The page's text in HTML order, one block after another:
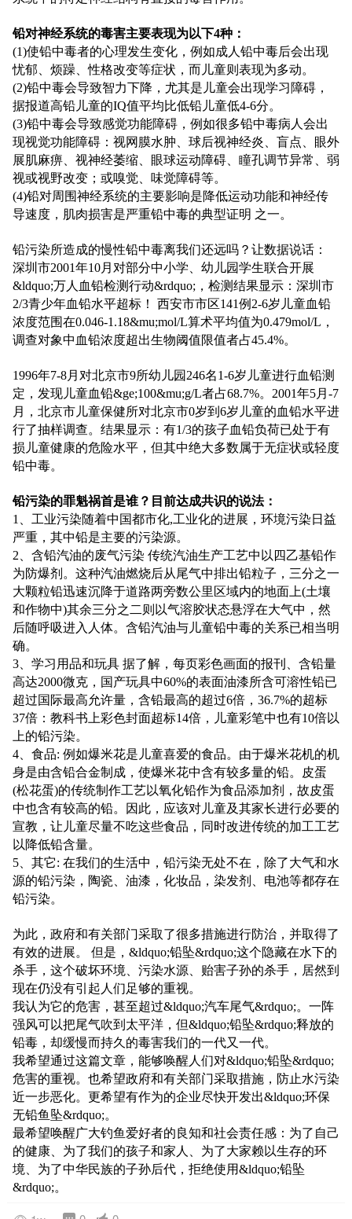
铅对神经系统的毒害主要表现为以下4种：
(1)使铅中毒者的心理发生变化，例如成人铅中毒后会出现
忧郁、烦躁、性格改变等症状，而儿童则表现为多动。
(2)铅中毒会导致智力下降，尤其是儿童会出现学习障碍，
据报道高铅儿童的IQ值平均比低铅儿童低4-6分。
(3)铅中毒会导致感觉功能障碍，例如很多铅中毒病人会出
现视觉功能障碍：视网膜水肿、球后视神经炎、盲点、眼外
展肌麻痹、视神经萎缩、眼球运动障碍、瞳孔调节异常、弱
视或视野改变；或嗅觉、味觉障碍等。
(4)铅对周围神经系统的主要影响是降低运动功能和神经传
导速度，肌肉损害是严重铅中毒的典型证明 之一。
铅污染所造成的慢性铅中毒离我们还远吗？让数据说话：
深圳市2001年10月对部分中小学、幼儿园学生联合开展
&ldquo;万人血铅检测行动&rdquo;，检测结果显示：深圳市
2/3青少年血铅水平超标！ 西安市市区141例2-6岁儿童血铅
浓度范围在0.046-1.18&mu;mol/L算术平均值为0.479mol/L，
调查对象中血铅浓度超出生物阈值限值者占45.4%。
1996年7-8月对北京市9所幼儿园246名1-6岁儿童进行血铅测
定，发现儿童血铅&ge;100&mu;g/L者占68.7%。2001年5月-7
月，北京市儿童保健所对北京市0岁到6岁儿童的血铅水平进
行了抽样调查。结果显示：有1/3的孩子血铅负荷已处于有
损儿童健康的危险水平，但其中绝大多数属于无症状或轻度
铅中毒。
铅污染的罪魁祸首是谁？目前达成共识的说法：
1、工业污染随着中国都市化,工业化的进展，环境污染日益
严重，其中铅是主要的污染源。
2、含铅汽油的废气污染 传统汽油生产工艺中以四乙基铅作
为防爆剂。这种汽油燃烧后从尾气中排出铅粒子，三分之一
大颗粒铅迅速沉降于道路两旁数公里区域内的地面上(土壤
和作物中)其余三分之二则以气溶胶状态悬浮在大气中，然
后随呼吸进入人体。含铅汽油与儿童铅中毒的关系已相当明
确。
3、学习用品和玩具 据了解，每页彩色画面的报刊、含铅量
高达2000微克，国产玩具中60%的表面油漆所含可溶性铅已
超过国际最高允许量，含铅最高的超过6倍，36.7%的超标
37倍：教科书上彩色封面超标14倍，儿童彩笔中也有10倍以
上的铅污染。
4、食品: 例如爆米花是儿童喜爱的食品。由于爆米花机的机
身是由含铅合金制成，使爆米花中含有较多量的铅。皮蛋
(松花蛋)的传统制作工艺以氧化铅作为食品添加剂，故皮蛋
中也含有较高的铅。因此，应该对儿童及其家长进行必要的
宣教，让儿童尽量不吃这些食品，同时改进传统的加工工艺
以降低铅含量。
5、其它: 在我们的生活中，铅污染无处不在，除了大气和水
源的铅污染，陶瓷、油漆，化妆品，染发剂、电池等都存在
铅污染。
为此，政府和有关部门采取了很多措施进行防治，并取得了
有效的进展。 但是，&ldquo;铅坠&rdquo;这个隐藏在水下的
杀手，这个破坏环境、污染水源、贻害子孙的杀手，居然到
现在仍没有引起人们足够的重视。
我认为它的危害，甚至超过&ldquo;汽车尾气&rdquo;。一阵
强风可以把尾气吹到太平洋，但&ldquo;铅坠&rdquo;释放的
铅毒，却缓慢而持久的毒害我们的一代又一代。
我希望通过这篇文章，能够唤醒人们对&ldquo;铅坠&rdquo;
危害的重视。也希望政府和有关部门采取措施，防止水污染
近一步恶化。更希望有作为的企业尽快开发出&ldquo;环保
无铅鱼坠&rdquo;。
最希望唤醒广大钓鱼爱好者的良知和社会责任感：为了自己
的健康、为了我们的孩子和家人、为了大家赖以生存的环
境、为了中华民族的子孙后代，拒绝使用&ldquo;铅坠
&rdquo;。